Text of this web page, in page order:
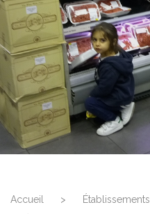
Accueil > Établissements